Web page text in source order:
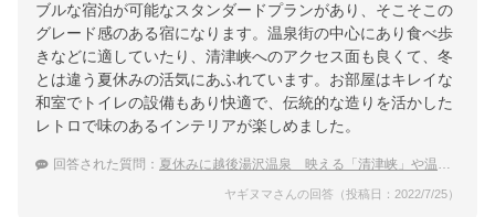
提供：楽天トラベル
楽天トラベルで
ホテル詳細を詳しく見る
ブルな宿泊が可能なスタンダードプランがあり、そこそこの
グレード感のある宿になります。温泉街の中心にあり食べ歩
きなどに適していたり、清津峡へのアクセス面も良くて、冬
とは違う夏休みの活気にあふれています。お部屋はキレイな
和室でトイレの設備もあり快適で、伝統的な造りを活かした
レトロで味のあるインテリアが楽しめました。
回答された質問： 夏休みに越後湯沢温泉 映える「清津峡」や温泉街食べ歩き、おすすめの温泉宿は？
ヤギヌマさんの回答（投稿日：2022/7/25）